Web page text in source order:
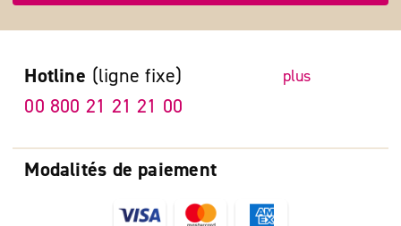
Modalités de paiement
Hotline (ligne fixe) plus
00 800 21 21 21 00